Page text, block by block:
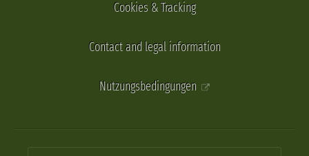
Cookies & Tracking
Contact and legal information
Nutzungsbedingungen